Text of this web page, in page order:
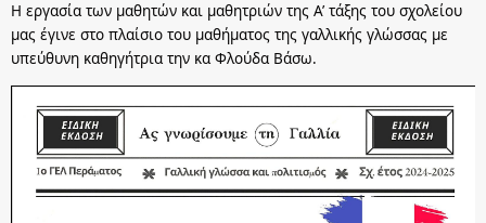
Η εργασία των μαθητών και μαθητριών της Α’ τάξης του σχολείου
μας έγινε στο πλαίσιο του μαθήματος της γαλλικής γλώσσας με
υπεύθυνη καθηγήτρια την κα Φλούδα Βάσω.